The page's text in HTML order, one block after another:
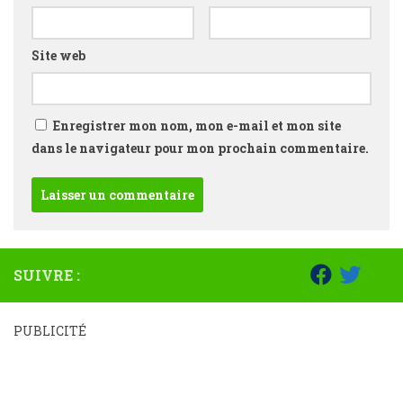
Site web
Enregistrer mon nom, mon e-mail et mon site
dans le navigateur pour mon prochain commentaire.
SUIVRE :
PUBLICITÉ